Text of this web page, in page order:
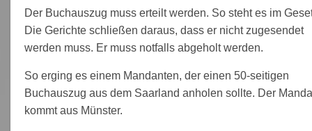
Der Buchauszug muss erteilt werden. So steht es im
Die Gerichte schließen daraus, dass er nicht zugesendet
werden muss. Er muss notfalls abgeholt werden.
So erging es einem Mandanten, der einen 50-seitigen
Buchauszug aus dem Saarland anholen sollte. Der
kommt aus Münster.